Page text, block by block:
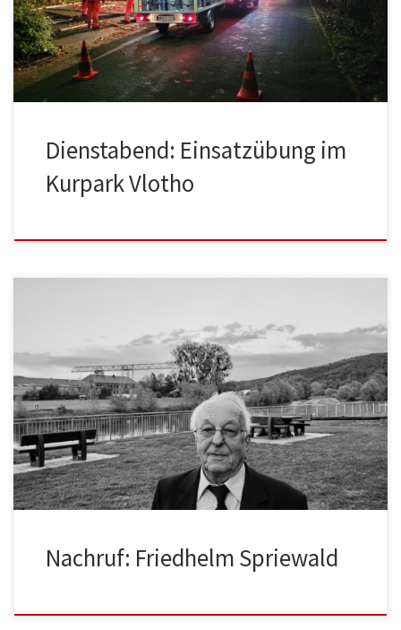
Dienstabend: Einsatzübung im
Kurpark Vlotho
Nachruf: Friedhelm Spriewald